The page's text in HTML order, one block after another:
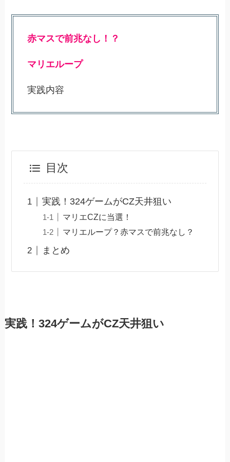
赤マスで前兆なし！？
マリエループ
実践内容
目次
実践！324ゲームがCZ天井狙い
マリエCZに当選！
マリエループ？赤マスで前兆なし？
まとめ
実践！324ゲームがCZ天井狙い